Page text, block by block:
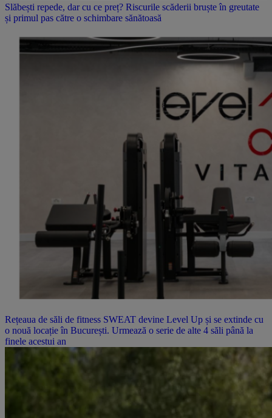
Slăbești repede, dar cu ce preț? Riscurile scăderii bruște în greutate
și primul pas către o schimbare sănătoasă
Rețeaua de săli de fitness SWEAT devine Level Up și se extinde cu
o nouă locație în București. Urmează o serie de alte 4 săli până la
finele acestui an